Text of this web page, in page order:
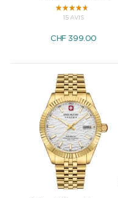
15 AVIS
CHF399.00